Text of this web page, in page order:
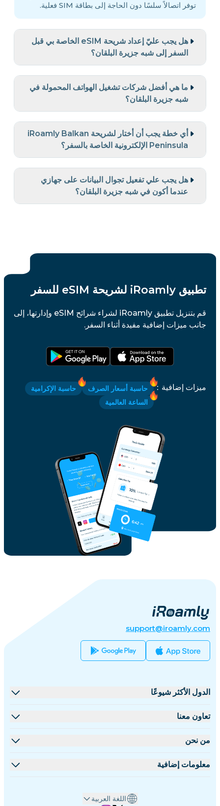
توفر اتصالاً سلسًا دون الحاجة إلى بطاقة SIM فعلية.
هل يجب عليّ إعداد شريحة eSIM الخاصة بي قبل
السفر إلى شبه جزيرة البلقان؟
ما هي أفضل شركات تشغيل الهواتف المحمولة في
شبه جزيرة البلقان؟
أي خطة يجب أن أختار لشريحة iRoamly Balkan
Peninsula الإلكترونية الخاصة بالسفر؟
هل يجب علي تفعيل تجوال البيانات على جهازي
عندما أكون في شبه جزيرة البلقان؟
تطبيق iRoamly لشريحة eSIM للسفر
قم بتنزيل تطبيق iRoamly لشراء شرائح eSIM وإدارتها، إلى
جانب ميزات إضافية مفيدة أثناء السفر.
ميزات إضافية ： حاسبة أسعار الصرف
حاسبة الإكرامية
الساعة العالمية
support@iroamly.com
الدول الأكثر شيوعًا
الولايات المتحدة
تركيا
فرنسا
تعاون معنا
مستندات API
من نحن
نبذة عن iRoamly
معلومات إضافية
اللغة العربية